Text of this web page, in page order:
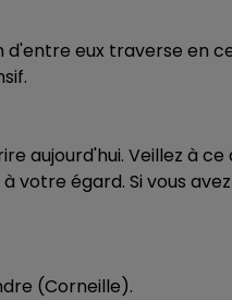
d'entre eux traverse
aujourd'hui. Veillez à
votre égard. Si vous
(Corneille).